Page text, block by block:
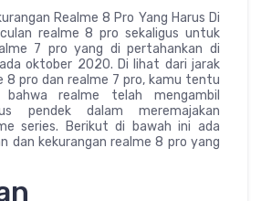
Realme 8 Pro Yang Harus Di
realme 8 pro sekaligus untuk
7 pro yang di pertahankan di
oktober 2020. Di lihat dari jarak
8 pro dan realme 7 pro, kamu tentu
bahwa realme telah mengambil
pendek dalam meremajakan
series. Berikut di bawah ini ada
dan kekurangan realme 8 pro yang